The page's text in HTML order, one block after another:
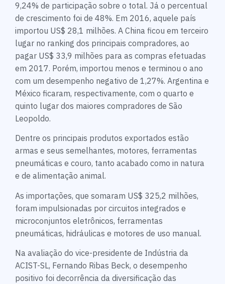
9,24% de participação sobre o total. Já o percentual
de crescimento foi de 48%. Em 2016, aquele país
importou US$ 28,1 milhões. A China ficou em terceiro
lugar no ranking dos principais compradores, ao
pagar US$ 33,9 milhões para as compras efetuadas
em 2017. Porém, importou menos e terminou o ano
com um desempenho negativo de 1,27%. Argentina e
México ficaram, respectivamente, com o quarto e
quinto lugar dos maiores compradores de São
Leopoldo.
Dentre os principais produtos exportados estão
armas e seus semelhantes, motores, ferramentas
pneumáticas e couro, tanto acabado como in natura
e de alimentação animal.
As importações, que somaram US$ 325,2 milhões,
foram impulsionadas por circuitos integrados e
microconjuntos eletrônicos, ferramentas
pneumáticas, hidráulicas e motores de uso manual.
Na avaliação do vice-presidente de Indústria da
ACIST-SL, Fernando Ribas Beck, o desempenho
positivo foi decorrência da diversificação das